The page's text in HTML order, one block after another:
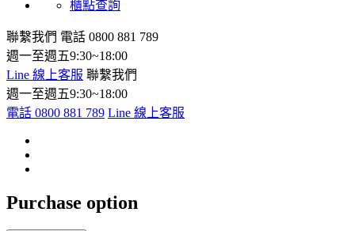
櫃點查詢
聯繫我們 電話 0800 881 789
週一至週五9:30~18:00
Line 線上客服 聯繫我們
週一至週五9:30~18:00
電話 0800 881 789 Line 線上客服
Purchase option